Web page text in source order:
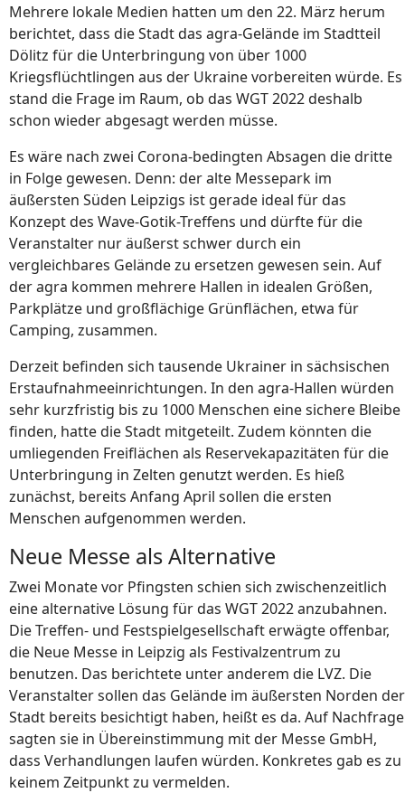
Mehrere lokale Medien hatten um den 22. März herum
berichtet, dass die Stadt das agra-Gelände im Stadtteil
Dölitz für die Unterbringung von über 1000
Kriegsflüchtlingen aus der Ukraine vorbereiten würde. Es
stand die Frage im Raum, ob das WGT 2022 deshalb
schon wieder abgesagt werden müsse.
Es wäre nach zwei Corona-bedingten Absagen die dritte
in Folge gewesen. Denn: der alte Messepark im
äußersten Süden Leipzigs ist gerade ideal für das
Konzept des Wave-Gotik-Treffens und dürfte für die
Veranstalter nur äußerst schwer durch ein
vergleichbares Gelände zu ersetzen gewesen sein. Auf
der agra kommen mehrere Hallen in idealen Größen,
Parkplätze und großflächige Grünflächen, etwa für
Camping, zusammen.
Derzeit befinden sich tausende Ukrainer in sächsischen
Erstaufnahmeeinrichtungen. In den agra-Hallen würden
sehr kurzfristig bis zu 1000 Menschen eine sichere Bleibe
finden, hatte die Stadt mitgeteilt. Zudem könnten die
umliegenden Freiflächen als Reservekapazitäten für die
Unterbringung in Zelten genutzt werden. Es hieß
zunächst, bereits Anfang April sollen die ersten
Menschen aufgenommen werden.
Neue Messe als Alternative
Zwei Monate vor Pfingsten schien sich zwischenzeitlich
eine alternative Lösung für das WGT 2022 anzubahnen.
Die Treffen- und Festspielgesellschaft erwägte offenbar,
die Neue Messe in Leipzig als Festivalzentrum zu
benutzen. Das berichtete unter anderem die LVZ. Die
Veranstalter sollen das Gelände im äußersten Norden der
Stadt bereits besichtigt haben, heißt es da. Auf Nachfrage
sagten sie in Übereinstimmung mit der Messe GmbH,
dass Verhandlungen laufen würden. Konkretes gab es zu
keinem Zeitpunkt zu vermelden.